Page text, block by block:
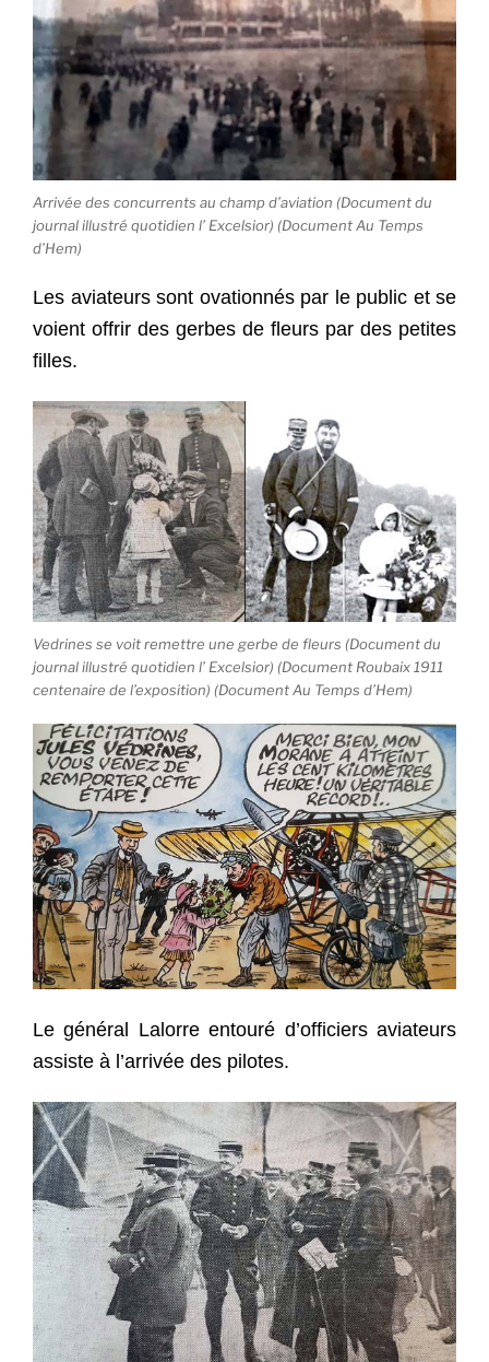
Arrivée des concurrents au champ d’aviation (Document du
journal illustré quotidien l’ Excelsior) (Document Au Temps
d’Hem)
Les aviateurs sont ovationnés par le public et se
voient offrir des gerbes de fleurs par des petites
filles.
Vedrines se voit remettre une gerbe de fleurs (Document du
journal illustré quotidien l’ Excelsior) (Document Roubaix 1911
centenaire de l’exposition) (Document Au Temps d’Hem)
Le général Lalorre entouré d’officiers aviateurs
assiste à l’arrivée des pilotes.